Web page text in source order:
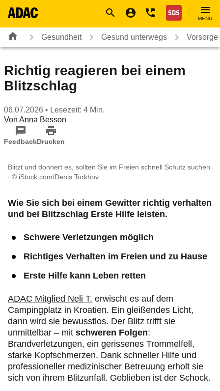
Nothilfe
MENÜ
Gesundheit Gesund unterwegs Vorsorge
Richtig reagieren bei einem
Blitzschlag
06.07.2026 • Lesezeit: 4 Min.
Von Anna Besson
FeedbackDrucken
Blitzt und donnert es, sollten Sie im Freien schnell Schutz suchen
© iStock.com/Denis Torkhov
Wie Sie sich bei einem Gewitter richtig verhalten
und bei Blitzschlag Erste Hilfe leisten.
Schwere Verletzungen möglich
Richtiges Verhalten im Freien und zu Hause
Erste Hilfe kann Leben retten
ADAC Mitglied Neli T. erwischt es auf dem
Campingplatz in Kroatien. Ein gleißendes Licht,
dann wird sie bewusstlos. Der Blitz trifft sie
unmittelbar – mit schweren Folgen:
Brandverletzungen, ein gerissenes Trommelfell,
starke Kopfschmerzen. Dank schneller Hilfe und
professioneller medizinischer Betreuung erholt sie
sich von ihrem Blitzunfall. Geblieben ist der Schock.